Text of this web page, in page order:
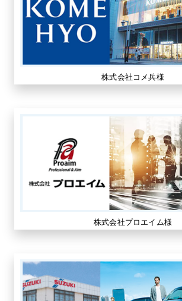
株式会社コメ兵様
株式会社プロエイム様